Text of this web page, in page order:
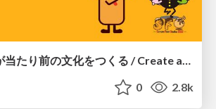
アウトプットが当たり前の文化をつくる / Create a culture where output is the norm.
0 2.8k